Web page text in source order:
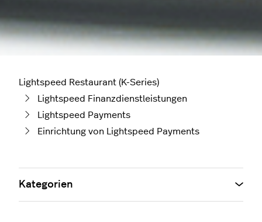
Lightspeed Restaurant (K-Series)
Lightspeed Finanzdienstleistungen
Lightspeed Payments
Einrichtung von Lightspeed Payments
Kategorien